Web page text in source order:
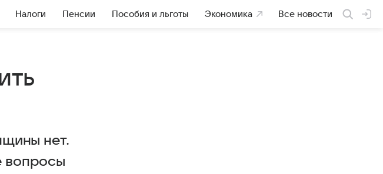
Налоги Пенсии Пособия и льготы Экономика Все новости
нет.
вопросы